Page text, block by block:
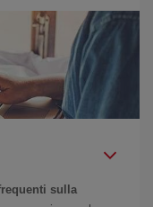
sulla